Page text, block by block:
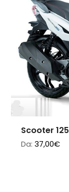
Scooter 125
Da:37,00€